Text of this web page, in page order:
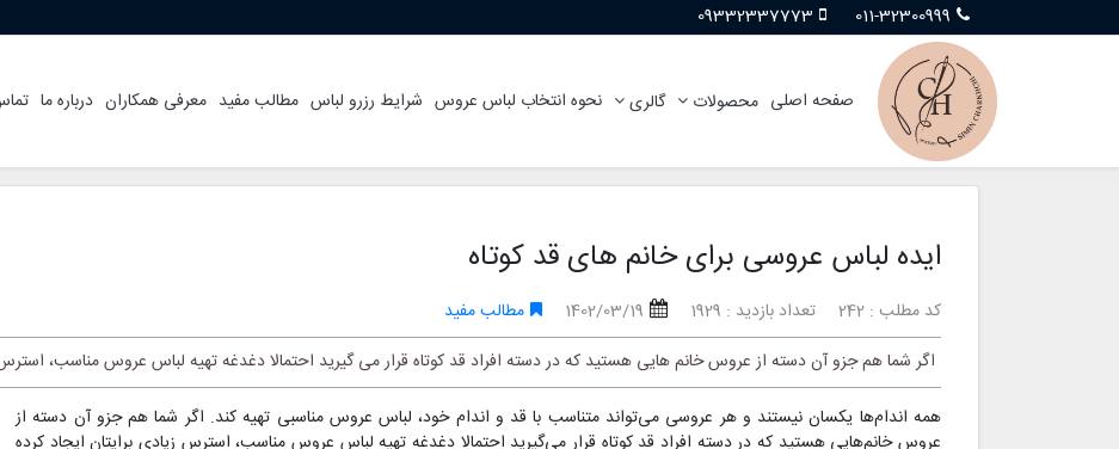
011-32300999
09332337773
صفحه اصلی محصولات گالری نحوه انتخاب لباس عروس شرایط رزرو لباس مطالب مفید معرفی همکاران درباره ما
ایده لباس عروسی برای خانم های قد کوتاه
کد مطلب : 242 تعداد بازدید : 1929 1402/03/19
مطالب مفید
اگر شما هم جزو آن دسته از عروس خانم هایی هستید که در دسته افراد قد کوتاه قرار می گیرید احتمالا دغدغه تهیه لباس عروس مناسب،
همه اندام‌ها یکسان نیستند و هر عروسی می‌تواند متناسب با قد و اندام خود، لباس عروس مناسبی تهیه کند. اگر شما هم جزو آن دسته از
عروس خانم‌هایی هستید که در دسته افراد قد کوتاه قرار می‌گیرید احتمالا دغدغه تهیه لباس عروس مناسب، استرس زیادی برایتان ایجاد کرده